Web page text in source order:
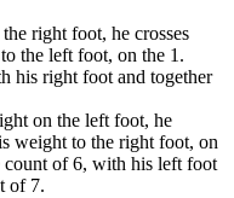
right foot, he crosses
the left foot, on the 1.
his right foot and together
on the left foot, he
weight to the right foot, on
count of 6, with his left foot
of 7.